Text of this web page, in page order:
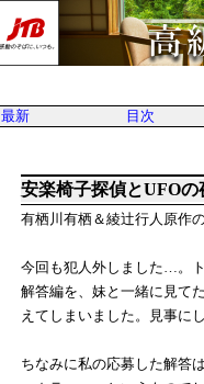
最新 目次
安楽椅子探偵とUFOの
有栖川有栖＆綾辻行人原作
今回も犯人外しました…。
解答編を、妹と一緒に見て
えてしまいました。見事に
ちなみに私の応募した解答